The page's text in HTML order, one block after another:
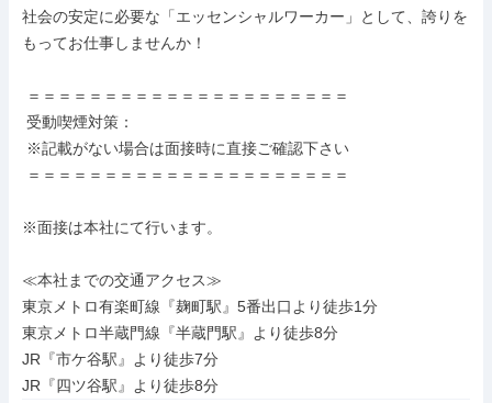
社会の安定に必要な「エッセンシャルワーカー」として、誇りを
もってお仕事しませんか！
※面接は本社にて行います。
≪本社までの交通アクセス≫
東京メトロ有楽町線『麹町駅』5番出口より徒歩1分
東京メトロ半蔵門線『半蔵門駅』より徒歩8分
JR『市ケ谷駅』より徒歩7分
JR『四ツ谷駅』より徒歩8分